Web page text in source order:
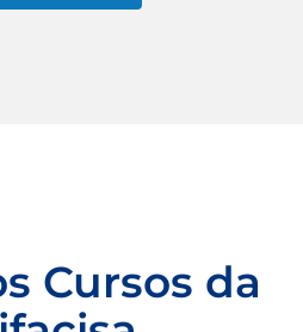
Cursos da